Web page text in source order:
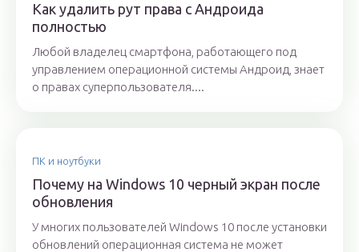
Как удалить рут права с Андроида
полностью
Любой владелец смартфона, работающего под
управлением операционной системы Андроид, знает
о правах суперпользователя....
ПК и ноутбуки
Почему на Windows 10 черный экран после
обновления
У многих пользователей Windows 10 после установки
обновлений операционная система не может